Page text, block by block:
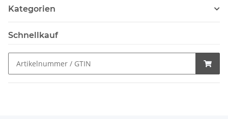
Kategorien
Schnellkauf